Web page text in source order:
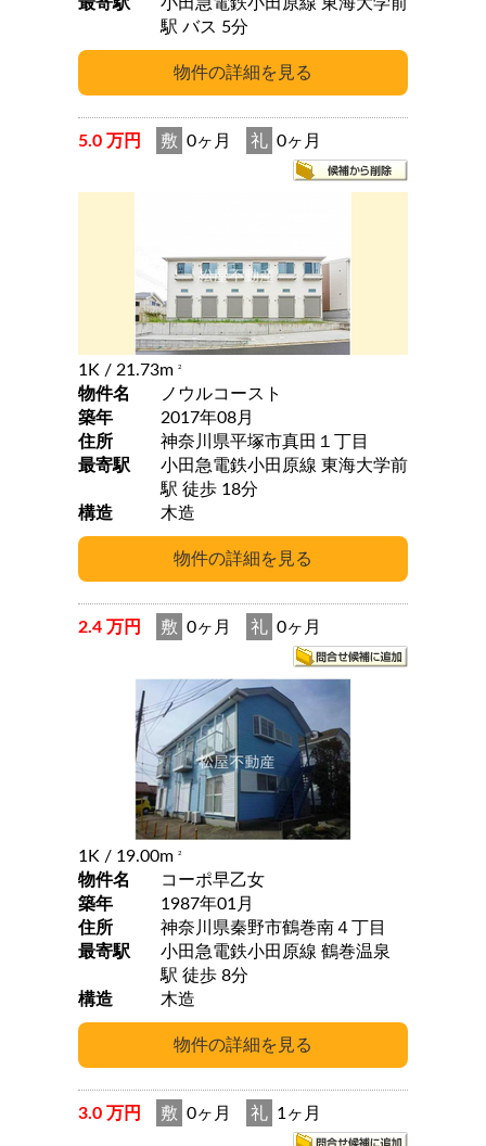
駅 バス 5分
5.0 万円 敷 0ヶ月 礼 0ヶ月
1K / 21.73m 2
物件名
ノウルコースト
築年
2017年08月
住所
神奈川県平塚市真田１丁目
最寄駅
小田急電鉄小田原線 東海大学前
駅 徒歩 18分
構造
木造
2.4 万円 敷 0ヶ月 礼 0ヶ月
1K / 19.00m 2
物件名
コーポ早乙女
築年
1987年01月
住所
神奈川県秦野市鶴巻南４丁目
最寄駅
小田急電鉄小田原線 鶴巻温泉
駅 徒歩 8分
構造
木造
3.0 万円 敷 0ヶ月 礼 1ヶ月